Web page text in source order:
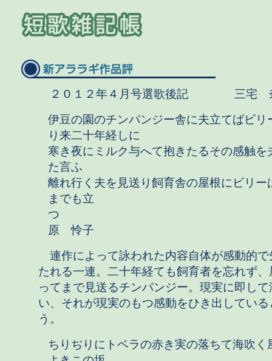
２０１２年４月号選歌後記 三宅
伊豆の園のチンパンジー舎に夫立てばビリ
り来二十年経しに
寒き夜にミルク与へて抱きたるその感触を
た言ふ
離れ行く夫を見送り飼育舎の屋根にビリー
までも立
つ
原 怜子
連作によって詠われた内容自体が感動的で
たれる一連。二十年経ても飼育者を忘れず
ってまで見送るチンパンジー。現実に即し
い、それが現実のもつ感動をひき出してい
う。
ちりぢりにトベラの赤き実の落ちて海吹く